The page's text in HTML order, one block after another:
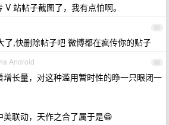
V 站帖子截图了，我有点怕啊。
85
了,快删除帖子吧 微博都在疯传你的贴子
86
Android
长量，对这种滥用暂时性的睁一只眼闭一
联动，天作之合了属于是😁